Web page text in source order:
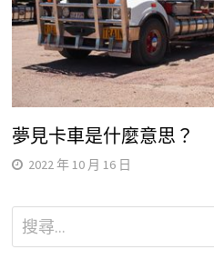
夢見卡車是什麼意思？
2022 年 10 月 16 日
搜
尋